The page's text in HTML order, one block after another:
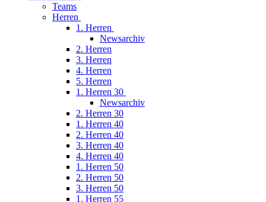
Teams
Herren
1. Herren
Newsarchiv
2. Herren
3. Herren
4. Herren
5. Herren
1. Herren 30
Newsarchiv
2. Herren 30
1. Herren 40
2. Herren 40
3. Herren 40
4. Herren 40
1. Herren 50
2. Herren 50
3. Herren 50
1. Herren 55